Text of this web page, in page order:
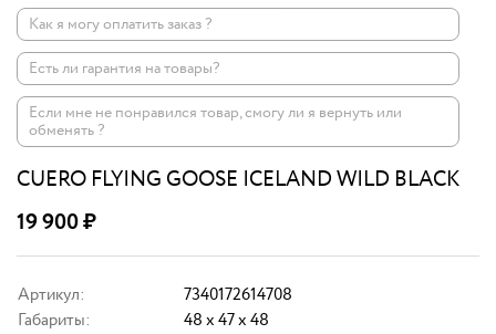
Как я могу оплатить заказ ?
Есть ли гарантия на товары?
Если мне не понравился товар, смогу ли я вернуть или
обменять ?
CUERO FLYING GOOSE ICELAND WILD BLACK
19 900₽
Артикул:
7340172614708
Габариты:
48 x 47 x 48